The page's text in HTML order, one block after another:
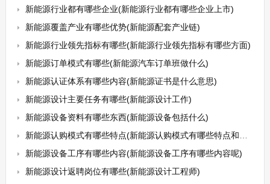
新能源行业都有哪些企业(新能源行业都有哪些企业上市)
新能源覆盖产业有哪些优势(新能源配套产业链)
新能源行业领先指标有哪些(新能源行业领先指标有哪些方面)
新能源订单模式有哪些(新能源汽车订单班做什么)
新能源认证体系有哪些内容(新能源证书是什么意思)
新能源设计主要任务有哪些(新能源设计工作)
新能源设备资料有哪些东西(新能源设备包括什么)
新能源认购模式有哪些特点(新能源认购模式有哪些特点和优势)
新能源设备工序有哪些内容(新能源设备工序有哪些内容呢)
新能源设计返聘岗位有哪些(新能源设计工程师)